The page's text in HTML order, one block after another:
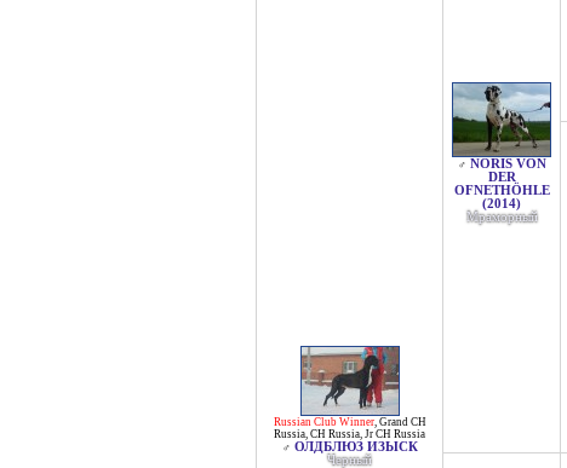
Russian Club Winner, Grand CH
Russia, CH Russia, Jr CH Russia
♂ ОЛДБЛЮЗ ИЗЫСК
Черный
♂ NORIS VON
DER
OFNETHÖHLE
(2014)
Мраморный